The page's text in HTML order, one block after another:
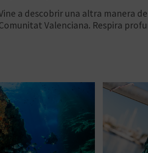
a descobrir una altra manera
Valenciana. Respira